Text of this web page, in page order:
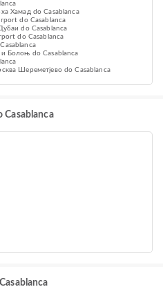
Хамад do Casablanca
do Casablanca
do Casablanca
do Casablanca
Болоњ do Casablanca
Шереметјево do Casablanca
Casablanca